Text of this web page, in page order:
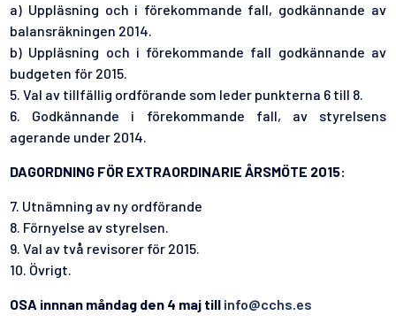
a) Uppläsning och i förekommande fall, godkännande av
balansräkningen 2014.
b) Uppläsning och i förekommande fall godkännande av
budgeten för 2015.
5. Val av tillfällig ordförande som leder punkterna 6 till 8.
6. Godkännande i förekommande fall, av styrelsens
agerande under 2014.
DAGORDNING FÖR EXTRAORDINARIE ÅRSMÖTE 2015:
7. Utnämning av ny ordförande
8. Förnyelse av styrelsen.
9. Val av två revisorer för 2015.
10. Övrigt.
OSA innnan måndag den 4 maj till info@cchs.es